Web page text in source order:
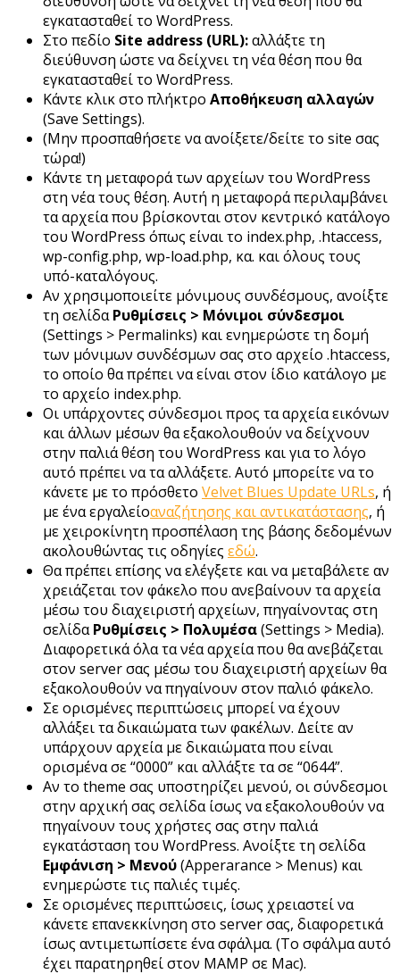
εγκατασταθεί το WordPress.
Στο πεδίο Site address (URL):αλλάξτε τη
διεύθυνση ώστε να δείχνει τη νέα θέση που θα
εγκατασταθεί το WordPress.
Κάντε κλικ στο πλήκτρο Αποθήκευση αλλαγών
(Save Settings).
(Μην προσπαθήσετε να ανοίξετε/δείτε το site σας
τώρα!)
Κάντε τη μεταφορά των αρχείων του WordPress
στη νέα τους θέση. Αυτή η μεταφορά περιλαμβάνει
τα αρχεία που βρίσκονται στον κεντρικό κατάλογο
του WordPress όπως είναι το index.php, .htaccess,
wp-config.php, wp-load.php, κα. και όλους τους
υπό-καταλόγους.
Αν χρησιμοποιείτε μόνιμους συνδέσμους, ανοίξτε
τη σελίδαΡυθμίσεις > Μόνιμοι σύνδεσμοι
(Settings > Permalinks) και ενημερώστε τη δομή
των μόνιμων συνδέσμων σας στο αρχείο .htaccess,
το οποίο θα πρέπει να είναι στον ίδιο κατάλογο με
το αρχείο index.php.
Οι υπάρχοντες σύνδεσμοι προς τα αρχεία εικόνων
και άλλων μέσων θα εξακολουθούν να δείχνουν
στην παλιά θέση του WordPress και για το λόγο
αυτό πρέπει να τα αλλάξετε. Αυτό μπορείτε να το
κάνετε με το πρόσθετο Velvet Blues Update URLs, ή
με ένα εργαλείοαναζήτησης και αντικατάστασης, ή
με χειροκίνητη προσπέλαση της βάσης δεδομένων
ακολουθώντας τις οδηγίες εδώ.
Θα πρέπει επίσης να ελέγξετε και να μεταβάλετε αν
χρειάζεται τον φάκελο που ανεβαίνουν τα αρχεία
μέσω του διαχειριστή αρχείων, πηγαίνοντας στη
σελίδαΡυθμίσεις > Πολυμέσα(Settings > Media).
Διαφορετικά όλα τα νέα αρχεία που θα ανεβάζεται
στον server σας μέσω του διαχειριστή αρχείων θα
εξακολουθούν να πηγαίνουν στον παλιό φάκελο.
Σε ορισμένες περιπτώσεις μπορεί να έχουν
αλλάξει τα δικαιώματα των φακέλων. Δείτε αν
υπάρχουν αρχεία με δικαιώματα που είναι
ορισμένα σε “0000” και αλλάξτε τα σε “0644”.
Αν το theme σας υποστηρίζει μενού, οι σύνδεσμοι
στην αρχική σας σελίδα ίσως να εξακολουθούν να
πηγαίνουν τους χρήστες σας στην παλιά
εγκατάσταση του WordPress. Ανοίξτε τη σελίδα
Εμφάνιση > Μενού(Apperarance > Menus) και
ενημερώστε τις παλιές τιμές.
Σε ορισμένες περιπτώσεις, ίσως χρειαστεί να
κάνετε επανεκκίνηση στο server σας, διαφορετικά
ίσως αντιμετωπίσετε ένα σφάλμα. (Το σφάλμα αυτό
έχει παρατηρηθεί στον MAMP σε Mac).